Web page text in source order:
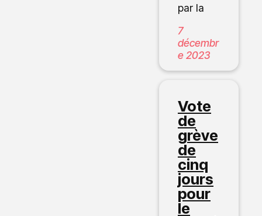
par la
7
décembr
e 2023
Vote
de
grève
de
cinq
jours
pour
le